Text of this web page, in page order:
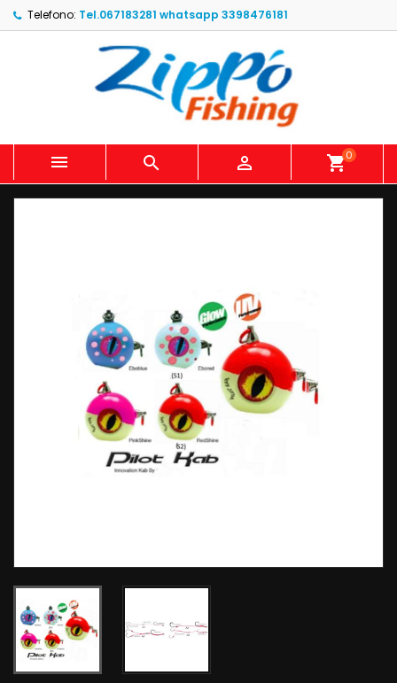
Telefono: Tel.067183281 whatsapp 3398476181
   shopping_cart0